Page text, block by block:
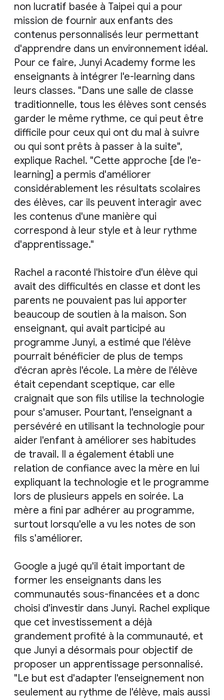
non lucratif basée à Taipei qui a pour
mission de fournir aux enfants des
contenus personnalisés leur permettant
d'apprendre dans un environnement idéal.
Pour ce faire, Junyi Academy forme les
enseignants à intégrer l'e-learning dans
leurs classes. "Dans une salle de classe
traditionnelle, tous les élèves sont censés
garder le même rythme, ce qui peut être
difficile pour ceux qui ont du mal à suivre
ou qui sont prêts à passer à la suite",
explique Rachel. "Cette approche [de l'e-
learning] a permis d'améliorer
considérablement les résultats scolaires
des élèves, car ils peuvent interagir avec
les contenus d'une manière qui
correspond à leur style et à leur rythme
d'apprentissage."
Rachel a raconté l'histoire d'un élève qui
avait des difficultés en classe et dont les
parents ne pouvaient pas lui apporter
beaucoup de soutien à la maison. Son
enseignant, qui avait participé au
programme Junyi, a estimé que l'élève
pourrait bénéficier de plus de temps
d'écran après l'école. La mère de l'élève
était cependant sceptique, car elle
craignait que son fils utilise la technologie
pour s'amuser. Pourtant, l'enseignant a
persévéré en utilisant la technologie pour
aider l'enfant à améliorer ses habitudes
de travail. Il a également établi une
relation de confiance avec la mère en lui
expliquant la technologie et le programme
lors de plusieurs appels en soirée. La
mère a fini par adhérer au programme,
surtout lorsqu'elle a vu les notes de son
fils s'améliorer.
Google a jugé qu'il était important de
former les enseignants dans les
communautés sous-financées et a donc
choisi d'investir dans Junyi. Rachel explique
que cet investissement a déjà
grandement profité à la communauté, et
que Junyi a désormais pour objectif de
proposer un apprentissage personnalisé.
"Le but est d'adapter l'enseignement non
seulement au rythme de l'élève, mais aussi